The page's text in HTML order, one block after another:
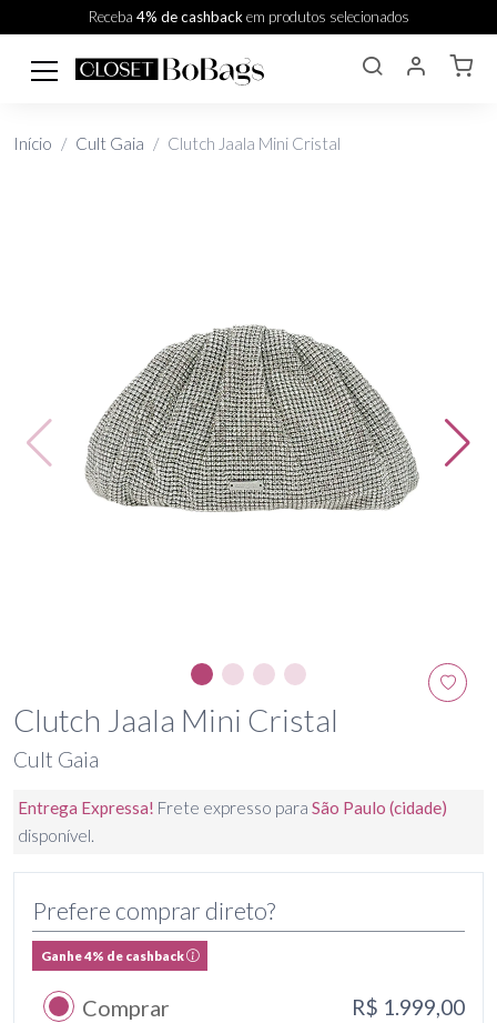
Receba 4% de cashbackem produtos selecionados
Início Cult Gaia Clutch Jaala Mini Cristal
Clutch Jaala Mini Cristal
Cult Gaia
Entrega Expressa! Frete expresso para São Paulo (cidade)
disponível.
Prefere comprar direto?
Ganhe 4% de cashback
Comprar R$ 1.999,00